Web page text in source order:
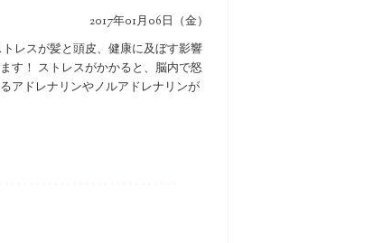
2017年01月06日（金）
レスが髪と頭皮、健康に及ぼす影響
す！ ストレスがかかると、脳内で怒
アドレナリンやノルアドレナリンが